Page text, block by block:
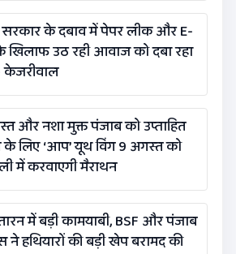
सरकार के दबाव में पेपर लीक और E-
खिलाफ उठ रही आवाज को दबा रहा
केजरीवाल
और नशा मुक्त पंजाब को उप्ताहित
लिए ‘आप’ यूथ विंग 9 अगस्त को
में करवाएगी मैराथन
में बड़ी कामयाबी, BSF और पंजाब
ने हथियारों की बड़ी खेप बरामद की